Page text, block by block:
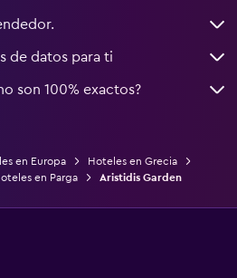
de datos para ti
son 100% exactos?
en Europa
Hoteles en Grecia
en Parga Aristidis Garden